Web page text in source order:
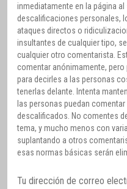
inmediatamente en la página
descalificaciones personales,
ataques directos o
insultantes de cualquier tipo,
cualquier otro comentarista.
comentar anónimamente,
para decirles a las personas
tenerlas delante. Intenta
las personas puedan
descalificados. No comentes
tema, y mucho menos con
suplantando a otros
esas normas básicas serán
Tu dirección de correo